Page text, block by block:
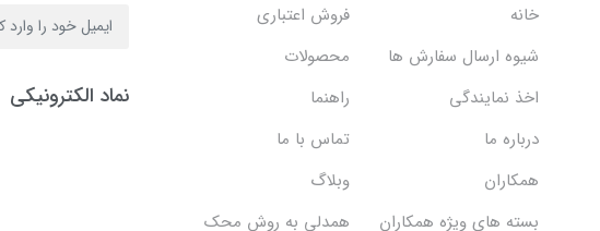
خانه
فروش اعتباری
شیوه ارسال سفارش ها
محصولات
اخذ نمایندگی
راهنما
درباره ما
تماس با ما
همکاران
وبلاگ
بسته های ویژه همکاران
همدلی به روش محک
نماد الکترونیکی